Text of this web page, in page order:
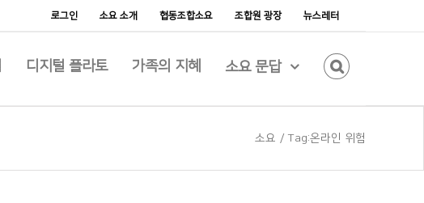
로그인 소요 소개 협동조합소요 조합원 광장 뉴스레터
디지털 플라토 가족의 지혜 소요 문답
소요 / Tag:온라인 위험